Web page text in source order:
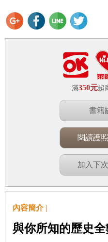
滿350元超
書籍
閱讀護
加入下
內容簡介 |
與你所知的歷史全